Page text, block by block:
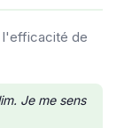
l'efficacité de
Je me sens